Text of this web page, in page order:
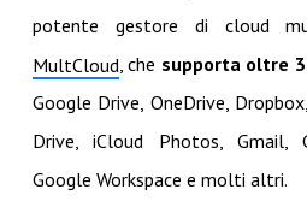
potente gestore di cloud
MultCloud, che supporta oltre
Google Drive, OneDrive,
Drive, iCloud Photos, Gmail,
Google Workspace e molti altri.